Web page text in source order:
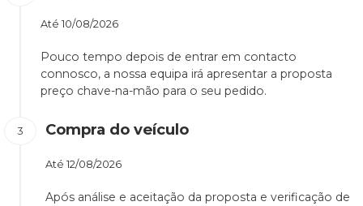
Até 10/08/2026
Pouco tempo depois de entrar em contacto
connosco, a nossa equipa irá apresentar a proposta
preço chave-na-mão para o seu pedido.
Compra do veículo
Até 12/08/2026
Após análise e aceitação da proposta e verificação de